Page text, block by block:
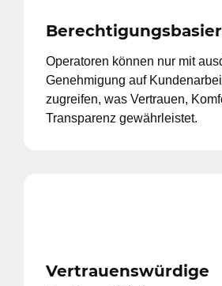
Operatoren können nur mit
Genehmigung auf
zugreifen, was Vertrauen,
Transparenz gewährleistet.
Vertrauenswürdige